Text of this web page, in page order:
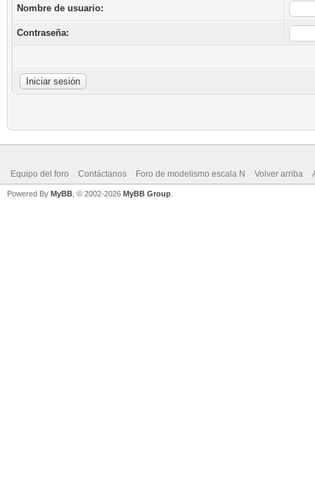
Nombre de usuario:
Contraseña:
Equipo del foro Contáctanos Foro de modelismo escala N Volver arriba
Powered By MyBB , © 2002-2026 MyBB Group